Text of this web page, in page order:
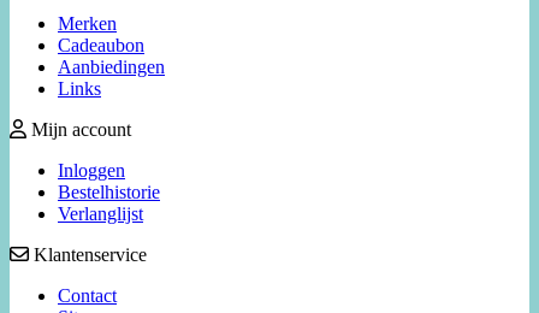
Merken
Cadeaubon
Aanbiedingen
Links
Mijn account
Inloggen
Bestelhistorie
Verlanglijst
Klantenservice
Contact